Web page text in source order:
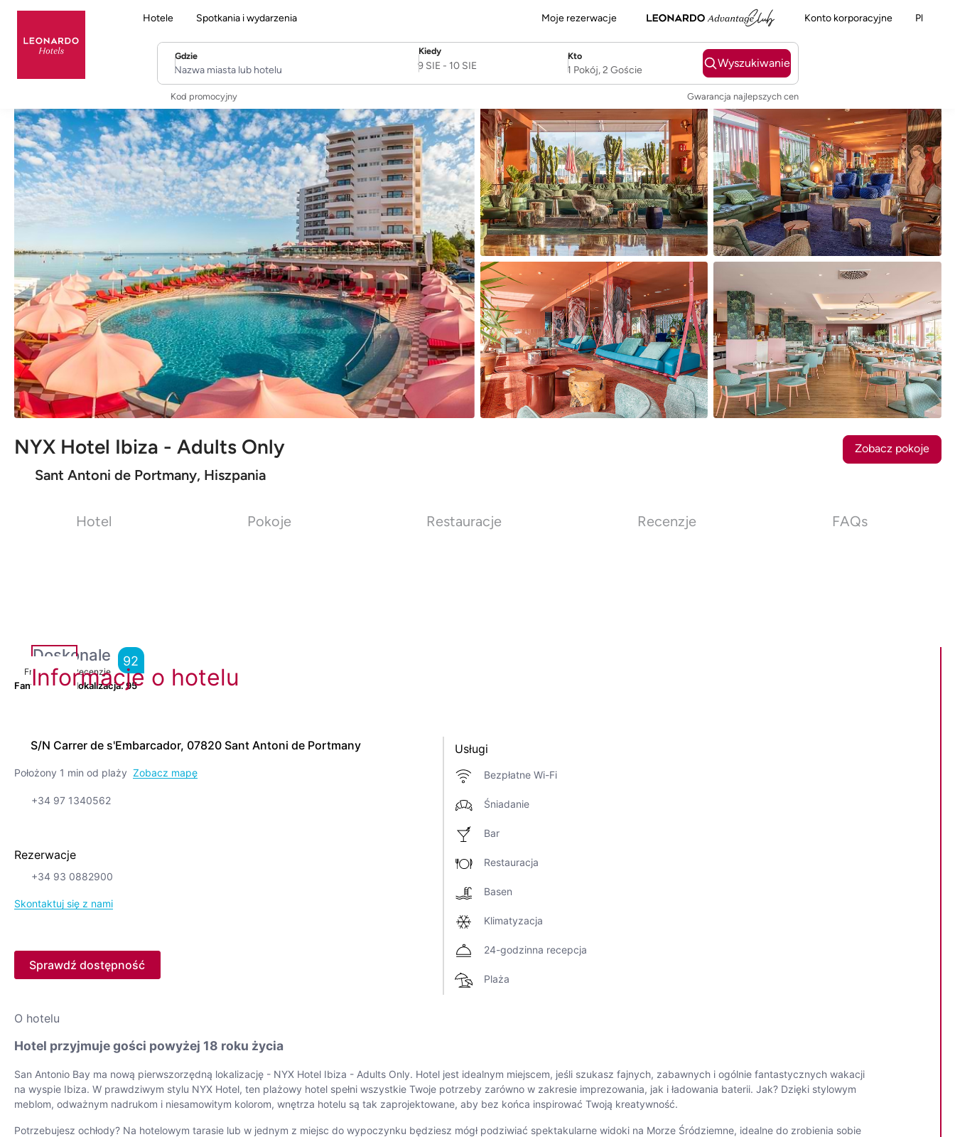
Hotele Spotkania i wydarzenia Moje rezerwacje Konto korporacyjne Pl
NYX Hotel Ibiza - Adults Only
Sant Antoni de Portmany, Hiszpania
Zobacz pokoje
Gdzie
Nazwa miasta lub hotelu
Kiedy
SelectDate
9 SIE - 10 SIE
Kto
Username
1 Pokój, 2 Goście
Wyszukiwanie
Kod promocyjny Gwarancja najlepszych cen
Hotel Pokoje Restauracje Recenzje FAQs
Doskonale
From4,333 Recenzje
92
Fantastyczna lokalizacja.95
Informacje o hotelu
S/N Carrer de s'Embarcador, 07820 Sant Antoni de Portmany
Położony 1 min od plaży Zobacz mapę
+34 97 1340562
Rezerwacje
+34 93 0882900
Skontaktuj się z nami
Sprawdź dostępność
Usługi
Bezpłatne Wi-Fi
Śniadanie
Bar
Restauracja
Basen
Klimatyzacja
24-godzinna recepcja
Plaża
O hotelu
Hotel przyjmuje gości powyżej 18 roku życia
San Antonio Bay ma nową pierwszorzędną lokalizację - NYX Hotel Ibiza - Adults Only. Hotel jest idealnym miejscem, jeśli szukasz fajnych, zabawnych i ogólnie fantastycznych wakacji
na wyspie Ibiza. W prawdziwym stylu NYX Hotel, ten plażowy hotel spełni wszystkie Twoje potrzeby zarówno w zakresie imprezowania, jak i ładowania baterii. Jak? Dzięki stylowym
meblom, odważnym nadrukom i niesamowitym kolorom, wnętrza hotelu są tak zaprojektowane, aby bez końca inspirować Twoją kreatywność.
Potrzebujesz ochłody? Na hotelowym tarasie lub w jednym z miejsc do wypoczynku będziesz mógł podziwiać spektakularne widoki na Morze Śródziemne, idealne do zrobienia sobie